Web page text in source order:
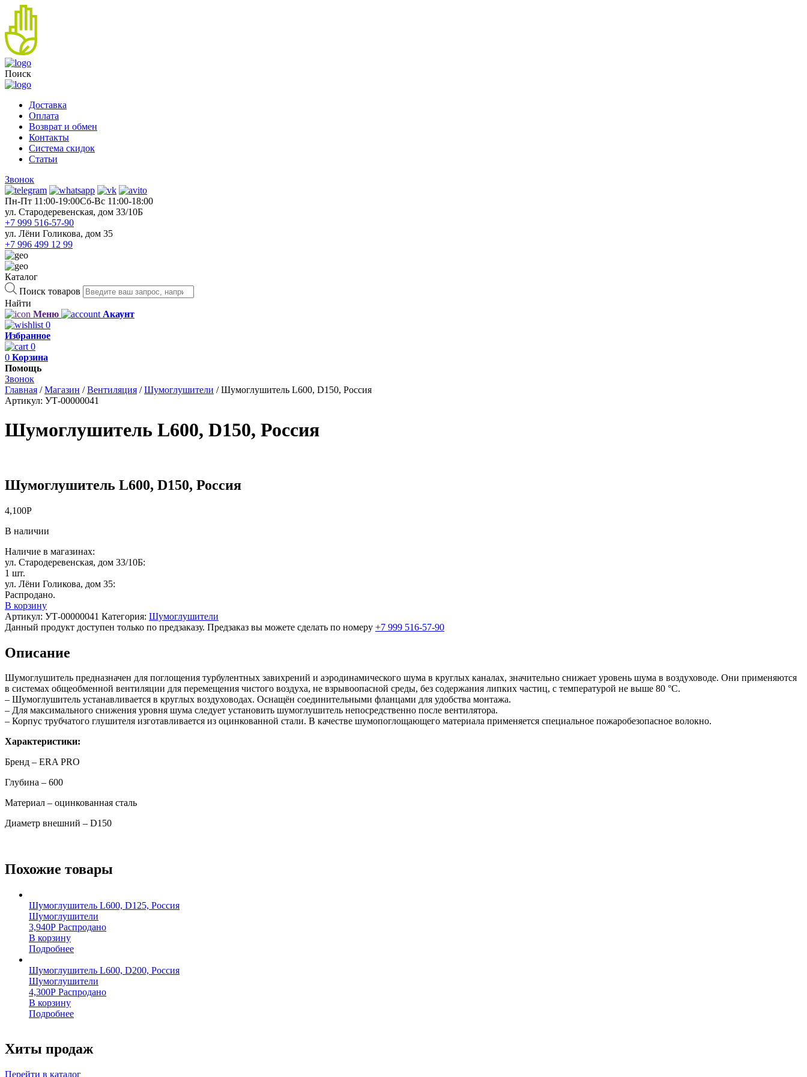
Поиск
Доставка
Оплата
Возврат и обмен
Контакты
Система скидок
Статьи
Звонок
Пн-Пт 11:00-19:00Cб-Вс 11:00-18:00
ул. Стародеревенская, дом 33/10Б
+7 999 516-57-90
ул. Лёни Голикова, дом 35
+7 996 499 12 99
Каталог
Поиск товаров
Найти
Меню
Акаунт
0
Избранное
0
0 Корзина
Помощь
Звонок
Главная /Магазин /Вентиляция /Шумоглушители /Шумоглушитель L600, D150, Россия
Артикул: УТ-00000041
Шумоглушитель L600, D150, Россия
Шумоглушитель L600, D150, Россия
4,100Р
В наличии
Наличие в магазинах:
ул. Стародеревенская, дом 33/10Б:
1 шт.
ул. Лёни Голикова, дом 35:
Распродано.
В корзину
Артикул: УТ-00000041 Категория: Шумоглушители
Данный продукт доступен только по предзаказу. Предзаказ вы можете сделать по номеру +7 999 516-57-90
Описание
Шумоглушитель предназначен для поглощения турбулентных завихрений и аэродинамического шума в круглых каналах, значительно снижает уровень шума в воздуховоде. Они применяются
в системах общеобменной вентиляции для перемещения чистого воздуха, не взрывоопасной среды, без содержания липких частиц, с температурой не выше 80 °С.
– Шумоглушитель устанавливается в круглых воздуховодах. Оснащён соединительными фланцами для удобства монтажа.
– Для максимального снижения уровня шума следует установить шумоглушитель непосредственно после вентилятора.
– Корпус трубчатого глушителя изготавливается из оцинкованной стали. В качестве шумопоглощающего материала применяется специальное пожаробезопасное волокно.
Характеристики:
Бренд – ERA PRO
Глубина – 600
Материал – оцинкованная сталь
Диаметр внешний – D150
Похожие товары
Шумоглушитель L600, D125, Россия
Шумоглушители
3,940Р Распродано
В корзину
Подробнее
Шумоглушитель L600, D200, Россия
Шумоглушители
4,300Р Распродано
В корзину
Подробнее
Хиты продаж
Перейти в каталог